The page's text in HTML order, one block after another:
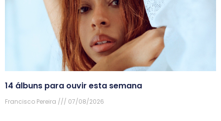
14 álbuns para ouvir esta semana
Francisco Pereira 07/08/2026